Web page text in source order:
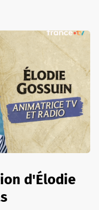
d'Élodie